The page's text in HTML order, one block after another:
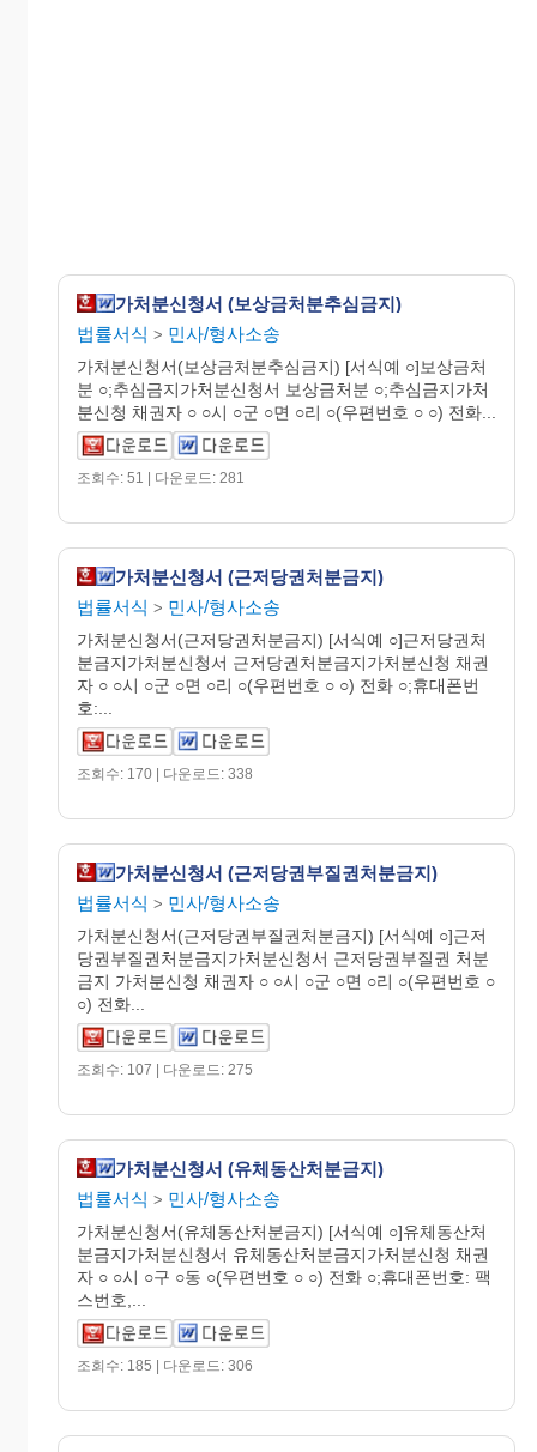
가처분신청서 (보상금처분추심금지)
법률서식 > 민사/형사소송
가처분신청서(보상금처분추심금지) [서식예 ○]보상금처
분 ○;추심금지가처분신청서 보상금처분 ○;추심금지가처
분신청 채권자 ○ ○시 ○군 ○면 ○리 ○(우편번호 ○ ○) 전화...
조회수: 51 | 다운로드: 281
가처분신청서 (근저당권처분금지)
법률서식 > 민사/형사소송
가처분신청서(근저당권처분금지) [서식예 ○]근저당권처
분금지가처분신청서 근저당권처분금지가처분신청 채권
자 ○ ○시 ○군 ○면 ○리 ○(우편번호 ○ ○) 전화 ○;휴대폰번
호:...
조회수: 170 | 다운로드: 338
가처분신청서 (근저당권부질권처분금지)
법률서식 > 민사/형사소송
가처분신청서(근저당권부질권처분금지) [서식예 ○]근저
당권부질권처분금지가처분신청서 근저당권부질권 처분
금지 가처분신청 채권자 ○ ○시 ○군 ○면 ○리 ○(우편번호 ○
○) 전화...
조회수: 107 | 다운로드: 275
가처분신청서 (유체동산처분금지)
법률서식 > 민사/형사소송
가처분신청서(유체동산처분금지) [서식예 ○]유체동산처
분금지가처분신청서 유체동산처분금지가처분신청 채권
자 ○ ○시 ○구 ○동 ○(우편번호 ○ ○) 전화 ○;휴대폰번호: 팩
스번호,...
조회수: 185 | 다운로드: 306